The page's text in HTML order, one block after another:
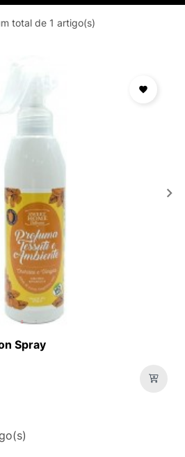
total de 1 artigo(s)

Spray